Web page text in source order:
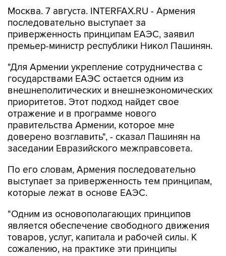
Москва. 7 августа. INTERFAX.RU - Армения
последовательно выступает за
приверженность принципам ЕАЭС, заявил
премьер-министр республики Никол Пашинян.
"Для Армении укрепление сотрудничества с
государствами ЕАЭС остается одним из
внешнеполитических и внешнеэкономических
приоритетов. Этот подход найдет свое
отражение и в программе нового
правительства Армении, которое мне
доверено возглавить", - сказал Пашинян на
заседании Евразийского межправсовета.
По его словам, Армения последовательно
выступает за приверженность тем принципам,
которые лежат в основе ЕАЭС.
"Одним из основополагающих принципов
является обеспечение свободного движения
товаров, услуг, капитала и рабочей силы. К
сожалению, на практике эти принципы